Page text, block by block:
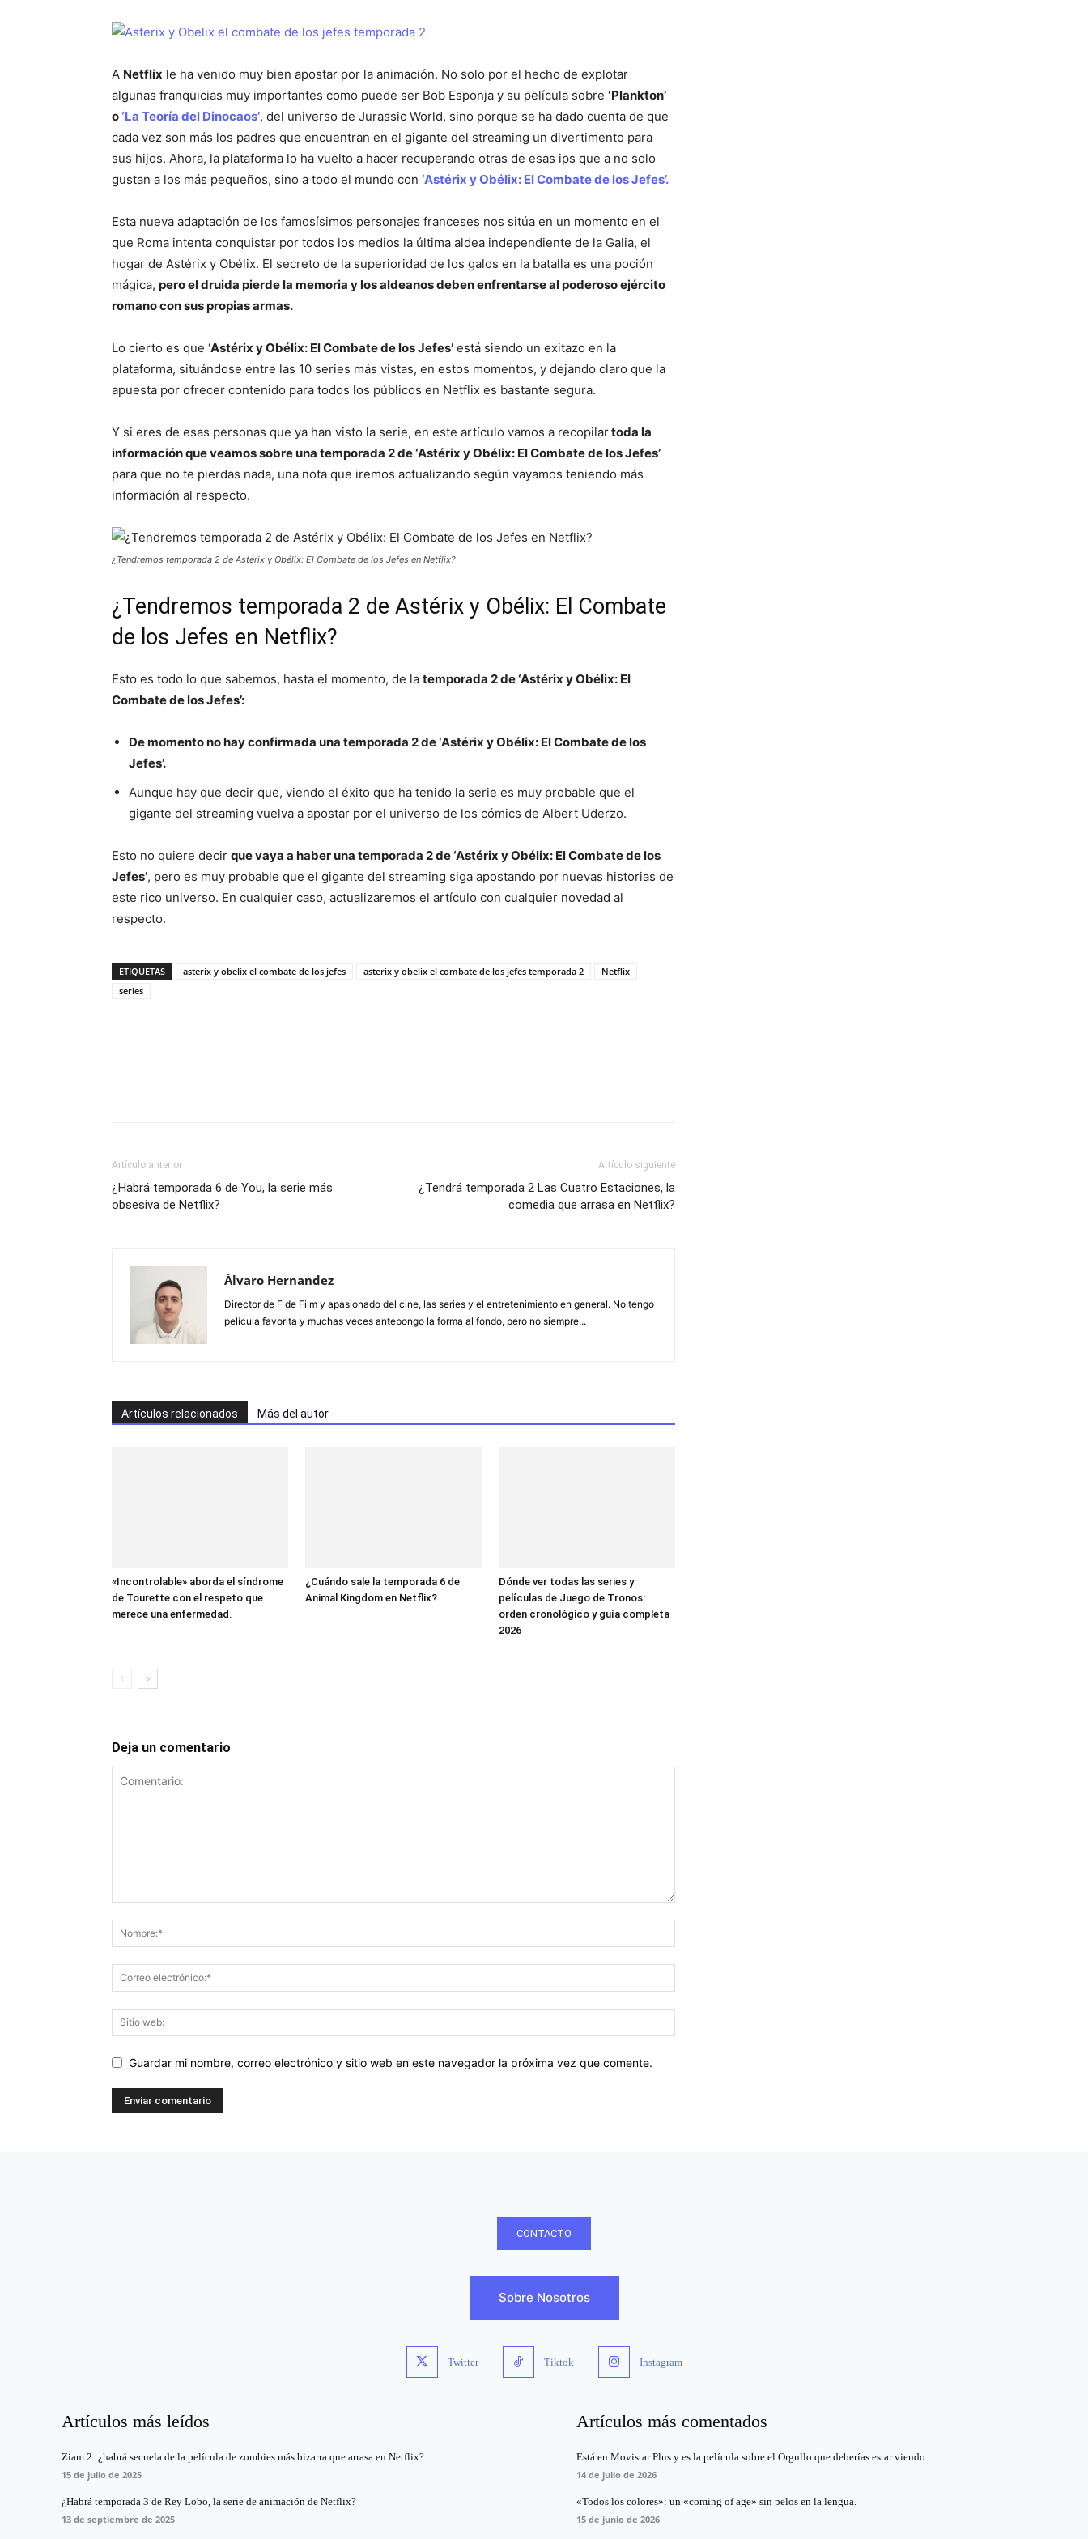
A Netflix le ha venido muy bien apostar por la animación. No solo por el hecho de explotar
algunas franquicias muy importantes como puede ser Bob Esponja y su película sobre ‘Plankton’
o‘La Teoría del Dinocaos’, del universo de Jurassic World, sino porque se ha dado cuenta de que
cada vez son más los padres que encuentran en el gigante del streaming un divertimento para
sus hijos. Ahora, la plataforma lo ha vuelto a hacer recuperando otras de esas ips que a no solo
gustan a los más pequeños, sino a todo el mundo con ‘Astérix y Obélix: El Combate de los Jefes’.
Esta nueva adaptación de los famosísimos personajes franceses nos sitúa en un momento en el
que Roma intenta conquistar por todos los medios la última aldea independiente de la Galia, el
hogar de Astérix y Obélix. El secreto de la superioridad de los galos en la batalla es una poción
mágica, pero el druida pierde la memoria y los aldeanos deben enfrentarse al poderoso ejército
romano con sus propias armas.
Lo cierto es que ‘Astérix y Obélix: El Combate de los Jefes’ está siendo un exitazo en la
plataforma, situándose entre las 10 series más vistas, en estos momentos, y dejando claro que la
apuesta por ofrecer contenido para todos los públicos en Netflix es bastante segura.
Y si eres de esas personas que ya han visto la serie, en este artículo vamos a recopilartoda la
información que veamos sobre una temporada 2 de ‘Astérix y Obélix: El Combate de los Jefes’
para que no te pierdas nada, una nota que iremos actualizando según vayamos teniendo más
información al respecto.
¿Tendremos temporada 2 de Astérix y Obélix: El Combate de los Jefes en Netflix?
¿Tendremos temporada 2 de Astérix y Obélix: El Combate
de los Jefes en Netflix?
Esto es todo lo que sabemos, hasta el momento, de la temporada 2 de ‘Astérix y Obélix: El
Combate de los Jefes’:
De momento no hay confirmada una temporada 2 de ‘Astérix y Obélix: El Combate de los
Jefes’.
Aunque hay que decir que, viendo el éxito que ha tenido la serie es muy probable que el
gigante del streaming vuelva a apostar por el universo de los cómics de Albert Uderzo.
Esto no quiere decir que vaya a haber una temporada 2 de ‘Astérix y Obélix: El Combate de los
Jefes’, pero es muy probable que el gigante del streaming siga apostando por nuevas historias de
este rico universo. En cualquier caso, actualizaremos el artículo con cualquier novedad al
respecto.
ETIQUETAS asterix y obelix el combate de los jefes asterix y obelix el combate de los jefes temporada 2
Netflix
series
Artículo anterior
¿Habrá temporada 6 de You, la serie más
obsesiva de Netflix?
Artículo siguiente
¿Tendrá temporada 2 Las Cuatro Estaciones, la
comedia que arrasa en Netflix?
Álvaro Hernandez
Director de F de Film y apasionado del cine, las series y el entretenimiento en general. No tengo
película favorita y muchas veces antepongo la forma al fondo, pero no siempre...
Artículos relacionados Más del autor
«Incontrolable» aborda el síndrome
de Tourette con el respeto que
merece una enfermedad.
¿Cuándo sale la temporada 6 de
Animal Kingdom en Netflix?
Dónde ver todas las series y
películas de Juego de Tronos:
orden cronológico y guía completa
2026
Deja un comentario
Guardar mi nombre, correo electrónico y sitio web en este navegador la próxima vez que comente.
CONTACTO
Sobre Nosotros
Twitter Tiktok Instagram
Artículos más leídos
Ziam 2: ¿habrá secuela de la película de zombies más bizarra que arrasa en Netflix?
15 de julio de 2025
¿Habrá temporada 3 de Rey Lobo, la serie de animación de Netflix?
13 de septiembre de 2025
Artículos más comentados
Está en Movistar Plus y es la película sobre el Orgullo que deberías estar viendo
14 de julio de 2026
«Todos los colores»: un «coming of age» sin pelos en la lengua.
15 de junio de 2026